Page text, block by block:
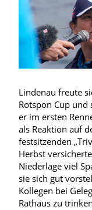
Lindenau freute
Rotspon Cup und
er im ersten
als Reaktion auf
festsitzenden
Herbst
Niederlage viel
sie sich gut
Kollegen bei
Rathaus zu